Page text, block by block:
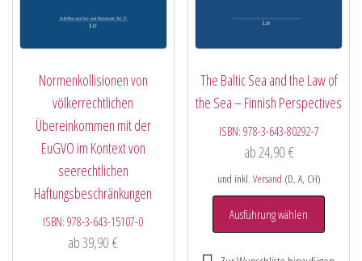
Normenkollisionen von
völkerrechtlichen
Übereinkommen mit der
EuGVO im Kontext von
seerechtlichen
Haftungsbeschränkungen
ISBN:978-3-643-15107-0
ab39,90€
The Baltic Sea and the Law of
the Sea – Finnish Perspectives
ISBN: 978-3-643-80292-7
ab24,90 €
und inkl. Versand (D, A, CH)
Ausführung wählen